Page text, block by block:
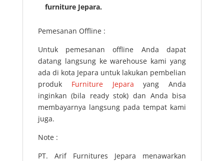
furniture Jepara.
Pemesanan Offline :
Untuk pemesanan offline Anda dapat
datang langsung ke warehouse kami yang
ada di kota Jepara untuk lakukan pembelian
produk Furniture Jepara yang Anda
inginkan (bila ready stok) dan Anda bisa
membayarnya langsung pada tempat kami
juga.
Note :
PT. Arif Furnitures Jepara menawarkan